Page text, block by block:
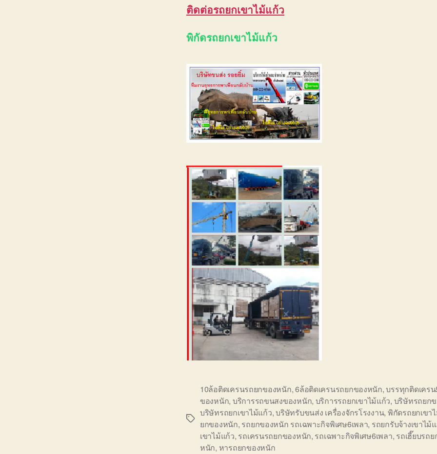
ติดต่อรถยกเขาไม้แก้ว
พิกัดรถยกเขาไม้แก้ว
Tags
10ล้อติดเครนรถยกของหนัก,6ล้อติดเครนรถยกของหนัก,บรรทุกติดเคร
ของหนัก, บริการรถขนสงของหนัก, บริการรถยกเขาไม้แก้ว, บริษัทรถยก
บริษัทรถยกเขาไม้แก้ว,บริษัทรับขนส่ง เครื่องจักรโรงงาน, พิกัดรถยกเขา
ยกของหนัก, รถยกของหนัก รถเฉพาะกิจพิเศษ6เพลา, รถยกรับจ้างเขาไม้
เขาไม้แก้ว, รถเครนรถยกของหนัก, รถเฉพาะกิจพิเศษ6เพลา, รถเฮี๊ยบรถ
หนัก, หารถยกของหนัก